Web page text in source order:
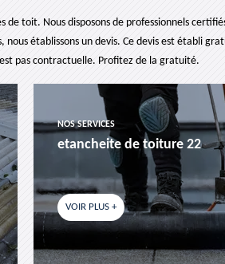
toit. Nous disposons de professionnels
établissons un devis. Ce devis est établi
pas contractuelle. Profitez de la gratuité.
NOS SERVICES
etancheite de toiture 22
VOIR PLUS +